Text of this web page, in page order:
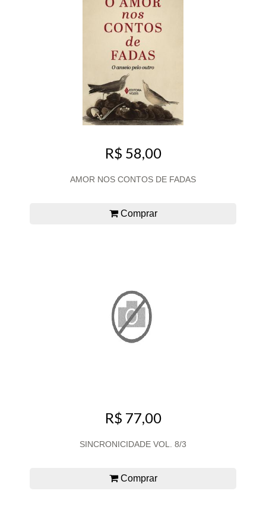
R$ 58,00
AMOR NOS CONTOS DE FADAS
Comprar
R$ 77,00
SINCRONICIDADE VOL. 8/3
Comprar